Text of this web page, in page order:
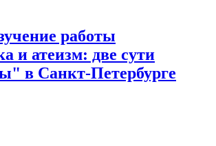
работы
и атеизм: две сути
в Санкт-Петербурге